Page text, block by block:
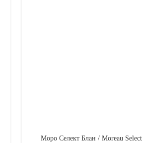
Моро Селект Блан / Moreau Select